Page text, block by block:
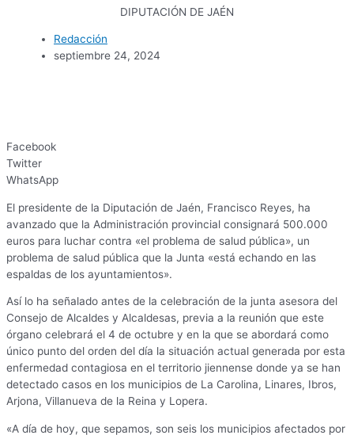
DIPUTACIÓN DE JAÉN
Redacción
septiembre 24, 2024
Facebook
Twitter
WhatsApp
El presidente de la Diputación de Jaén, Francisco Reyes, ha
avanzado que la Administración provincial consignará 500.000
euros para luchar contra «el problema de salud pública», un
problema de salud pública que la Junta «está echando en las
espaldas de los ayuntamientos».
Así lo ha señalado antes de la celebración de la junta asesora del
Consejo de Alcaldes y Alcaldesas, previa a la reunión que este
órgano celebrará el 4 de octubre y en la que se abordará como
único punto del orden del día la situación actual generada por esta
enfermedad contagiosa en el territorio jiennense donde ya se han
detectado casos en los municipios de La Carolina, Linares, Ibros,
Arjona, Villanueva de la Reina y Lopera.
«A día de hoy, que sepamos, son seis los municipios afectados por